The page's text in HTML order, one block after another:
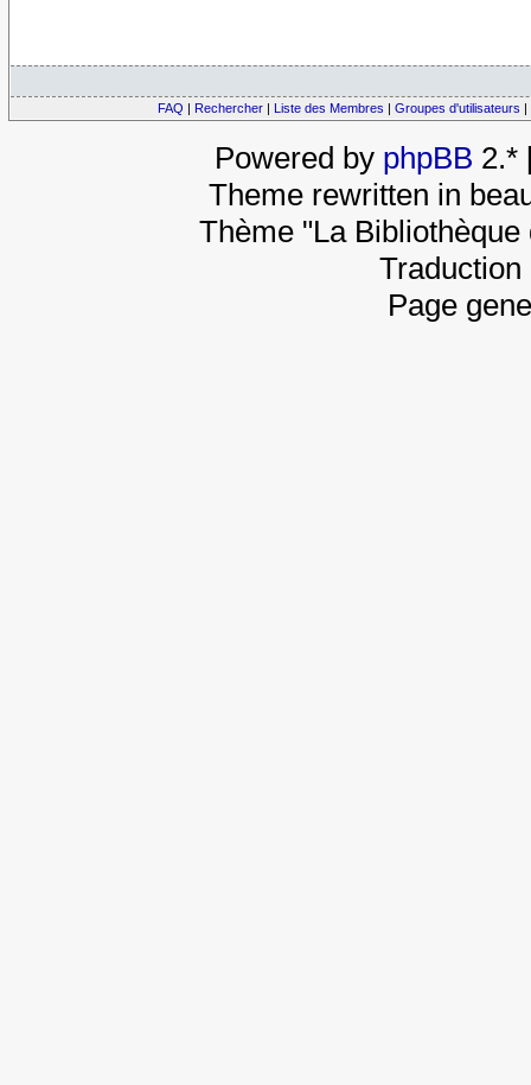
FAQ | Rechercher | Liste des Membres | Groupes d'utilisateurs |
Powered by phpBB 2.*
Theme rewritten in
Thème "La
Page